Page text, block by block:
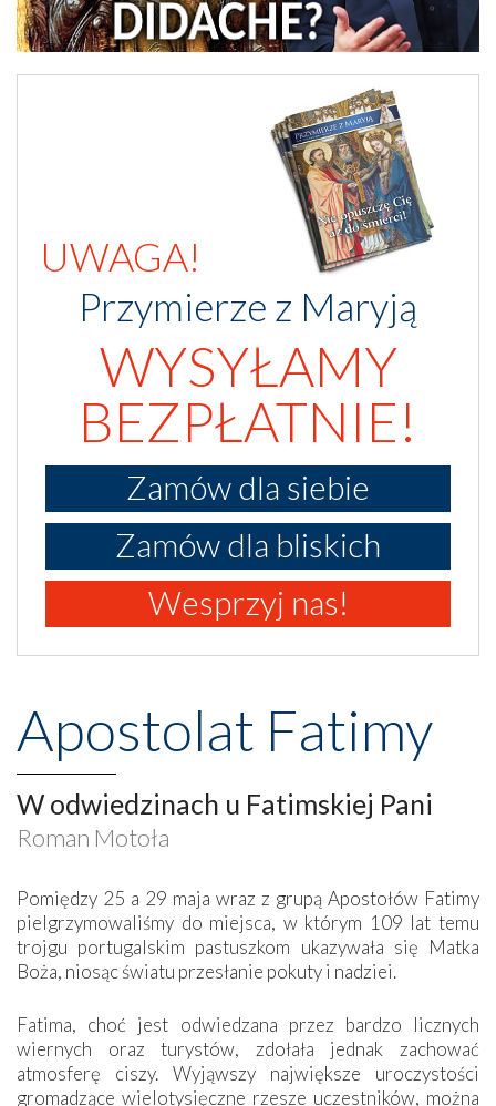
UWAGA!
Przymierze z Maryją
WYSYŁAMY
BEZPŁATNIE!
Zamów dla siebie
Zamów dla bliskich
Wesprzyj nas!
Apostolat Fatimy
W odwiedzinach u Fatimskiej Pani
Roman Motoła
Pomiędzy 25 a 29 maja wraz z grupą Apostołów Fatimy
pielgrzymowaliśmy do miejsca, w którym 109 lat temu
trojgu portugalskim pastuszkom ukazywała się Matka
Boża, niosąc światu przesłanie pokuty i nadziei.
Fatima, choć jest odwiedzana przez bardzo licznych
wiernych oraz turystów, zdołała jednak zachować
atmosferę ciszy. Wyjąwszy największe uroczystości
gromadzące wielotysięczne rzesze uczestników, można